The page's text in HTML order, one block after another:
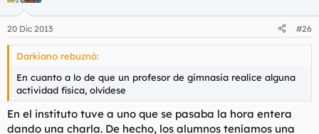
a
d
o
r
d
l
t
m
e
n
i
i
o
20 Dic 2013 #26
Darkiano rebuznó:
En cuanto a lo de que un profesor de gimnasia realice alguna
actividad física, olvídese
En el instituto tuve a uno que se pasaba la hora entera
dando una charla. De hecho, los alumnos teníamos una